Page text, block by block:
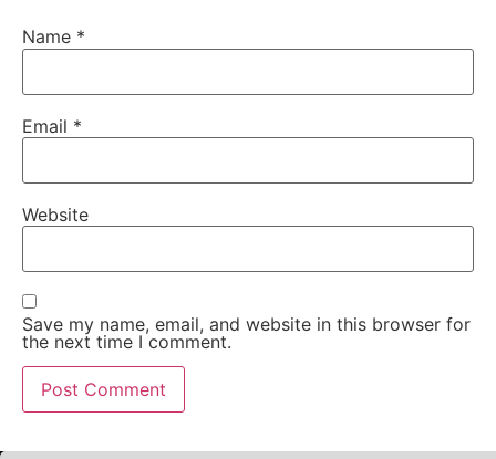
Name *
Email *
Website
Save my name, email, and website in this browser for
the next time I comment.